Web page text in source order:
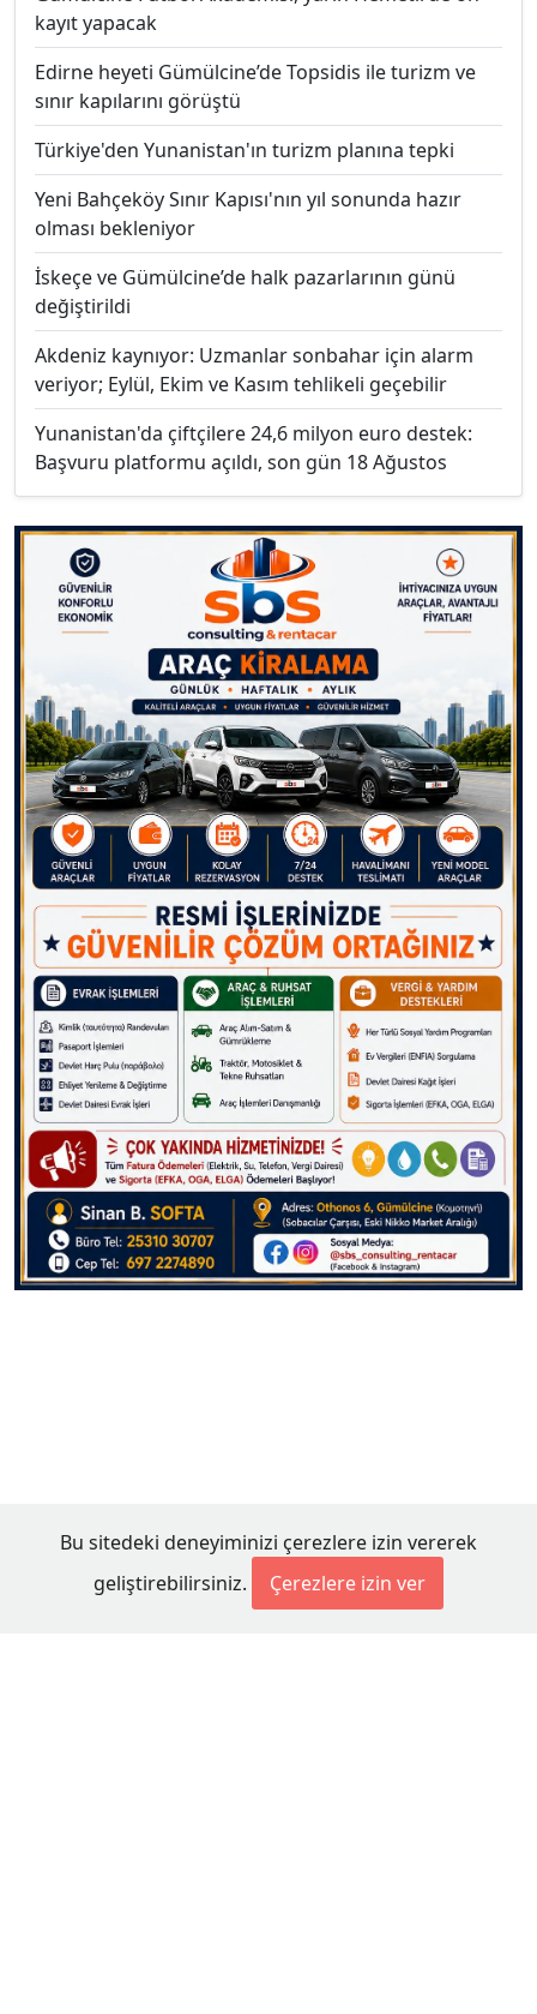
kayıt yapacak
Edirne heyeti Gümülcine’de Topsidis ile turizm ve
sınır kapılarını görüştü
Türkiye'den Yunanistan'ın turizm planına tepki
Yeni Bahçeköy Sınır Kapısı'nın yıl sonunda hazır
olması bekleniyor
İskeçe ve Gümülcine’de halk pazarlarının günü
değiştirildi
Akdeniz kaynıyor: Uzmanlar sonbahar için alarm
veriyor; Eylül, Ekim ve Kasım tehlikeli geçebilir
Yunanistan'da çiftçilere 24,6 milyon euro destek:
Başvuru platformu açıldı, son gün 18 Ağustos
Bu sitedeki deneyiminizi çerezlere izin vererek
geliştirebilirsiniz.
Çerezlere izin ver